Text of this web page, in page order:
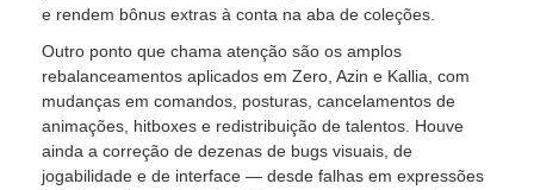
e rendem bônus extras à conta na aba de coleções.
Outro ponto que chama atenção são os amplos
rebalanceamentos aplicados em Zero, Azin e Kallia, com
mudanças em comandos, posturas, cancelamentos de
animações, hitboxes e redistribuição de talentos. Houve
ainda a correção de dezenas de bugs visuais, de
jogabilidade e de interface — desde falhas em expressões